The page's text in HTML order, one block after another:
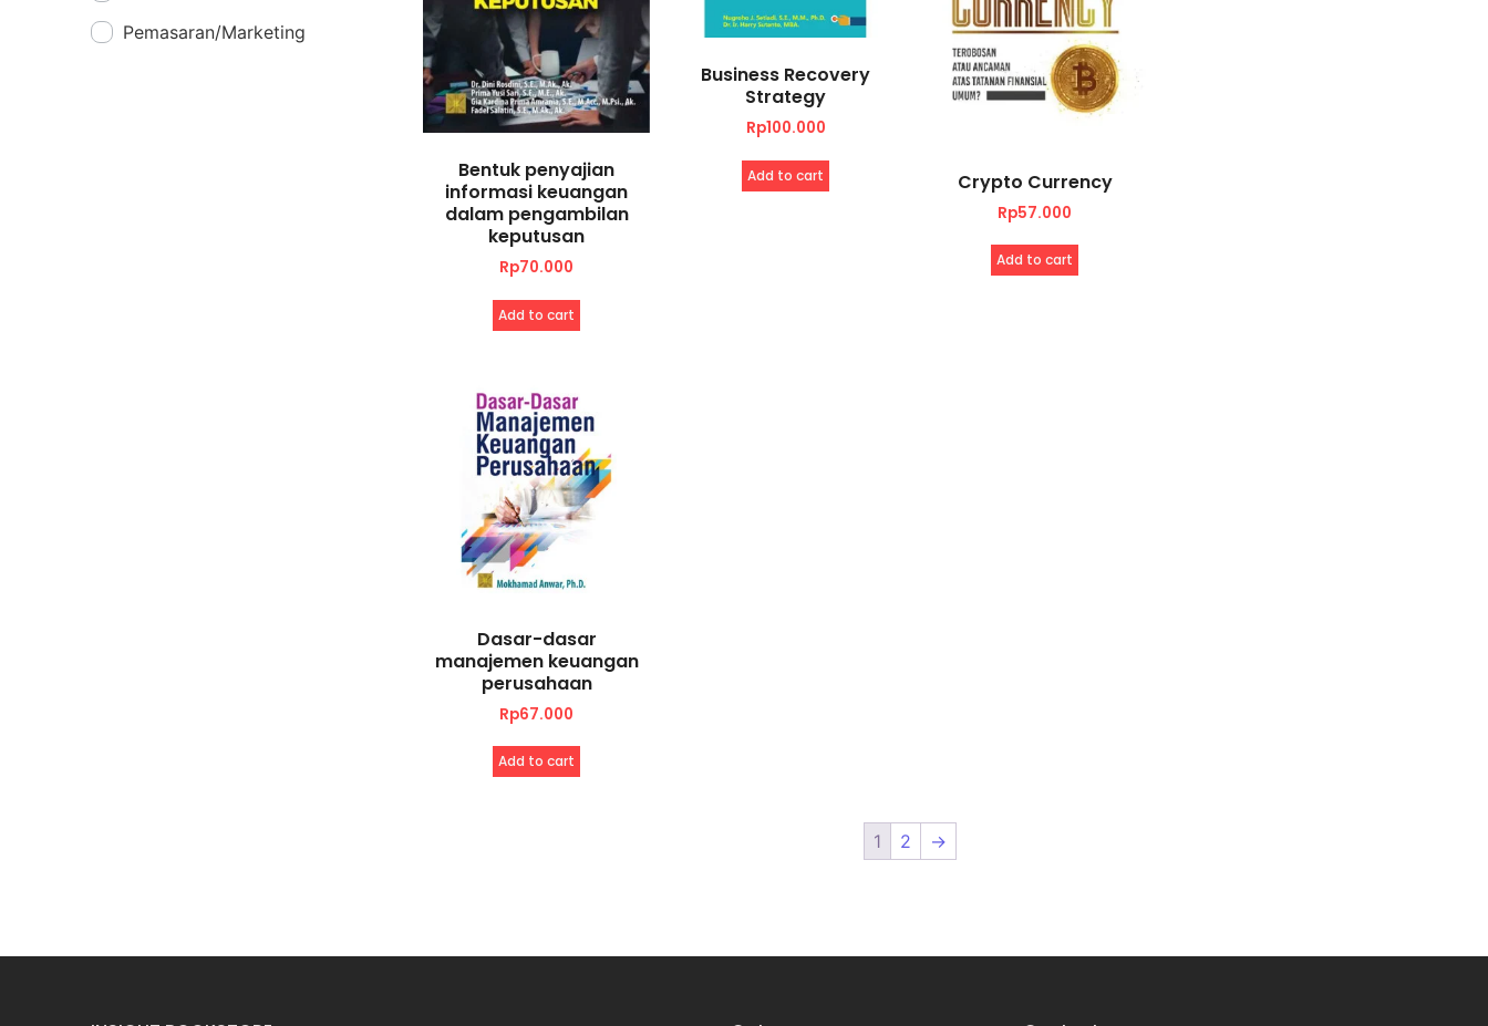
Pemasaran/Marketing
Bentuk penyajian
informasi keuangan
dalam pengambilan
keputusan
Rp70.000
Add to cart
Business Recovery
Strategy
Rp100.000
Add to cart Crypto Currency
Rp57.000
Add to cart
Dasar-dasar
manajemen keuangan
perusahaan
Rp67.000
Add to cart
1 2 →